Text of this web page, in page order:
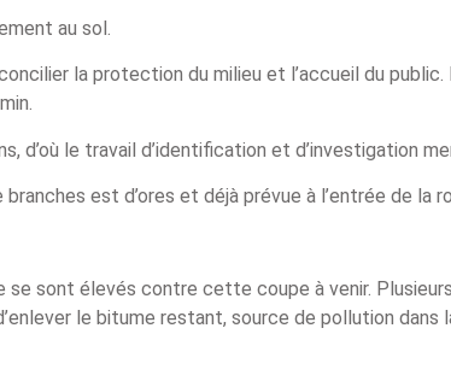
au sol.
la protection du milieu et l’accueil du
d’où le travail d’identification et d’investigation
est d’ores et déjà prévue à l’entrée de la
se sont élevés contre cette coupe à venir.
le bitume restant, source de pollution dans